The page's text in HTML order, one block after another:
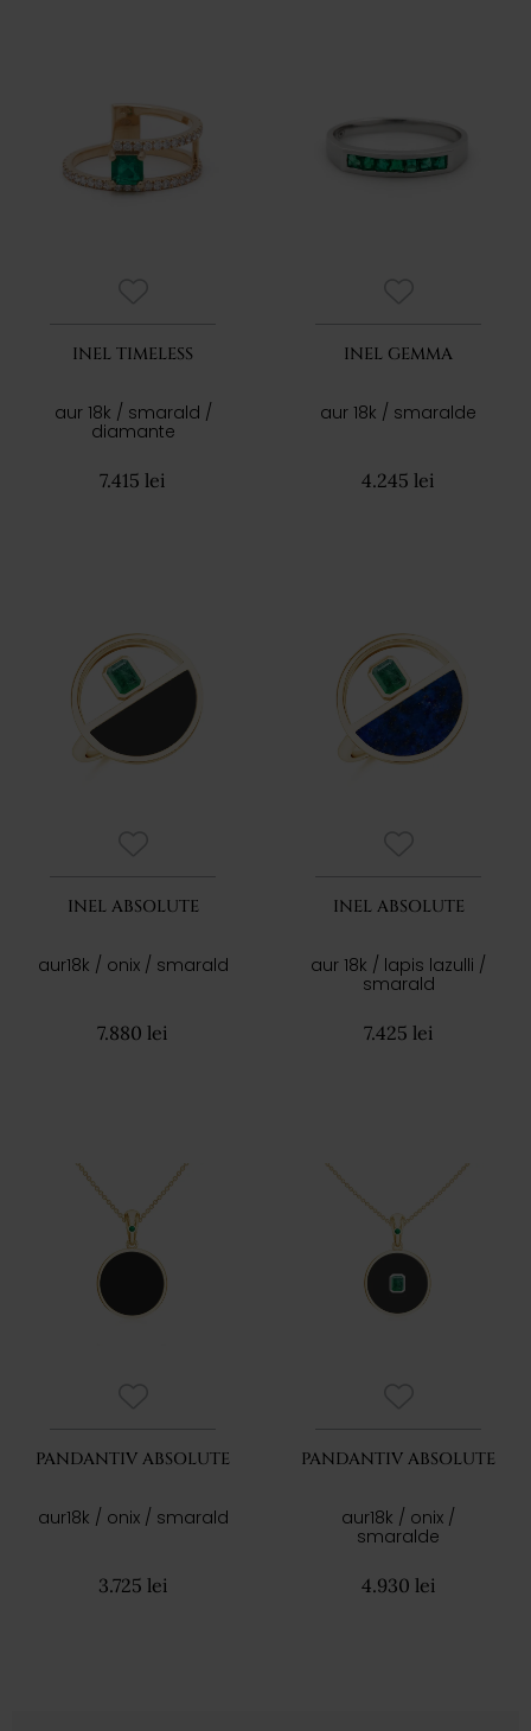
INEL TIMELESS
aur 18k / smarald /
diamante
7.415 lei
INEL GEMMA
aur 18k / smaralde
4.245 lei
INEL ABSOLUTE
aur18k / onix / smarald
7.880 lei
INEL ABSOLUTE
aur 18k / lapis lazulli /
smarald
7.425 lei
PANDANTIV ABSOLUTE
aur18k / onix / smarald
3.725 lei
PANDANTIV ABSOLUTE
aur18k / onix /
smaralde
4.930 lei